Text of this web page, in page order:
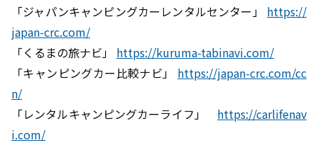
「ジャパンキャンピングカーレンタルセンター」 https://
japan-crc.com/
「くるまの旅ナビ」 https://kuruma-tabinavi.com/
「キャンピングカー比較ナビ」 https://japan-crc.com/cc
n/
「レンタルキャンピングカーライフ」 https://carlifenav
i.com/